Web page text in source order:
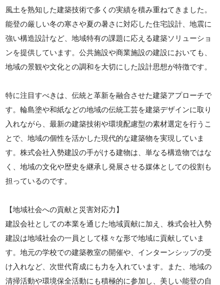
風土を熟知した建築技術で多くの実績を積み重ねてきました。
能登の厳しい冬の寒さや夏の暑さに対応した住宅設計、地震に
強い構造設計など、地域特有の課題に応える建築ソリューショ
ンを提供しています。公共施設や商業施設の建設においても、
地域の景観や文化との調和を大切にした設計思想が特徴です。
特に注目すべきは、伝統と革新を融合させた建築アプローチで
す。輪島塗や和紙などの地域の伝統工芸を建築デザインに取り
入れながら、最新の建築技術や環境配慮型の素材選定を行うこ
とで、地域の個性を活かした現代的な建築物を実現していま
す。株式会社入勢建設の手がける建物は、単なる構造物ではな
く、地域の文化や歴史を継承し発展させる媒体としての役割も
担っているのです。
【地域社会への貢献と災害対応力】
建設会社としての本業を通じた地域貢献に加え、株式会社入勢
建設は地域社会の一員として様々な形で地域に貢献していま
す。地元の学校での建築教室の開催や、インターンシップの受
け入れなど、次世代育成にも力を入れています。また、地域の
清掃活動や環境保全活動にも積極的に参加し、美しい能登の自